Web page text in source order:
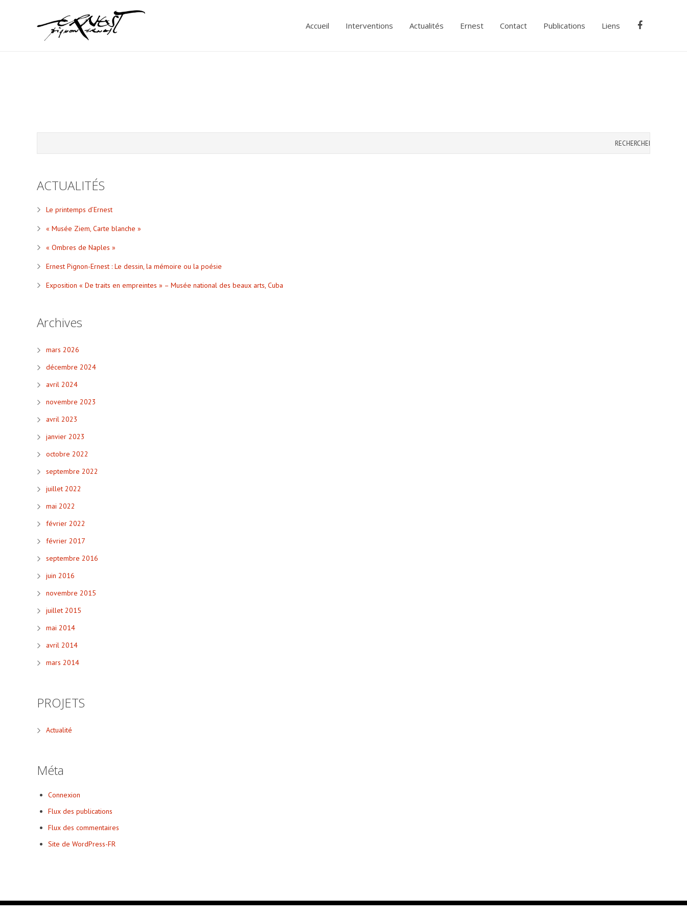
Accueil Interventions Actualités Ernest Contact Publications Liens
ACTUALITÉS
Le printemps d’Ernest
« Musée Ziem, Carte blanche »
« Ombres de Naples »
Ernest Pignon-Ernest : Le dessin, la mémoire ou la poésie
Exposition « De traits en empreintes » – Musée national des beaux arts, Cuba
Archives
mars 2026
décembre 2024
avril 2024
novembre 2023
avril 2023
janvier 2023
octobre 2022
septembre 2022
juillet 2022
mai 2022
février 2022
février 2017
septembre 2016
juin 2016
novembre 2015
juillet 2015
mai 2014
avril 2014
mars 2014
PROJETS
Actualité
Méta
Connexion
Flux des publications
Flux des commentaires
Site de WordPress-FR